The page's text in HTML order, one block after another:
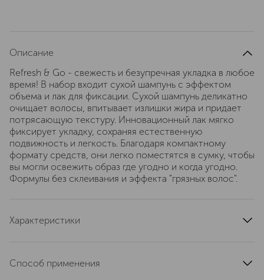
Описание
Refresh & Go - свежесть и безупречная укладка в любое
время! В набор входит сухой шампунь с эффектом
объема и лак для фиксации. Сухой шампунь деликатно
очищает волосы, впитывает излишки жира и придает
потрясающую текстуру. Инновационный лак мягко
фиксирует укладку, сохраняя естественную
подвижность и легкость. Благодаря компактному
формату средств, они легко поместятся в сумку, чтобы
вы могли освежить образ где угодно и когда угодно.
Формулы без склеивания и эффекта "грязных волос".
Характеристики
страна производства
Соединенное Королевство
Способ применения